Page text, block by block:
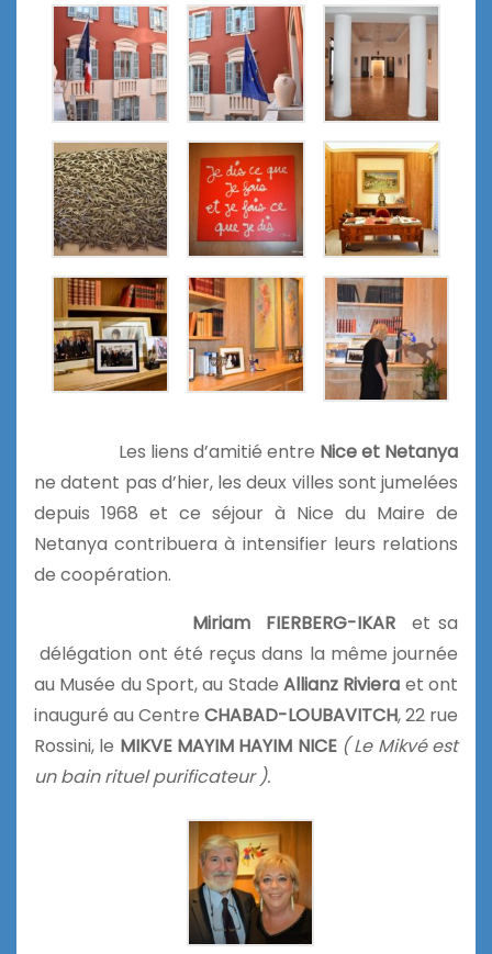
Les liens d’amitié entre Nice et Netanya
ne datent pas d’hier, les deux villes sont jumelées
depuis 1968 et ce séjour à Nice du Maire de
Netanya contribuera à intensifier leurs relations
de coopération.
Miriam FIERBERG-IKAR
et sa
délégation ont été reçus dans la même journée
au Musée du Sport, au Stade Allianz Riviera et ont
inauguré au Centre CHABAD-LOUBAVITCH, 22 rue
Rossini, le MIKVE MAYIM HAYIM NICE ( Le Mikvé est
un bain rituel purificateur ).